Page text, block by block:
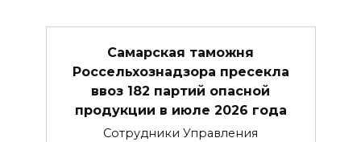
Самарская таможня
Россельхознадзора пресекла
ввоз 182 партий опасной
продукции в июле 2026 года
Сотрудники Управления